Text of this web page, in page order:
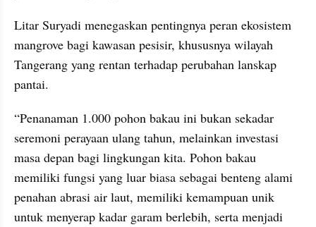
Litar Suryadi menegaskan pentingnya peran ekosistem
mangrove bagi kawasan pesisir, khususnya wilayah
Tangerang yang rentan terhadap perubahan lanskap
pantai.
“Penanaman 1.000 pohon bakau ini bukan sekadar
seremoni perayaan ulang tahun, melainkan investasi
masa depan bagi lingkungan kita. Pohon bakau
memiliki fungsi yang luar biasa sebagai benteng alami
penahan abrasi air laut, memiliki kemampuan unik
untuk menyerap kadar garam berlebih, serta menjadi